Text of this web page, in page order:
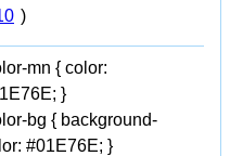
)
mn { color:
}
bg { background-
#01E76E; }